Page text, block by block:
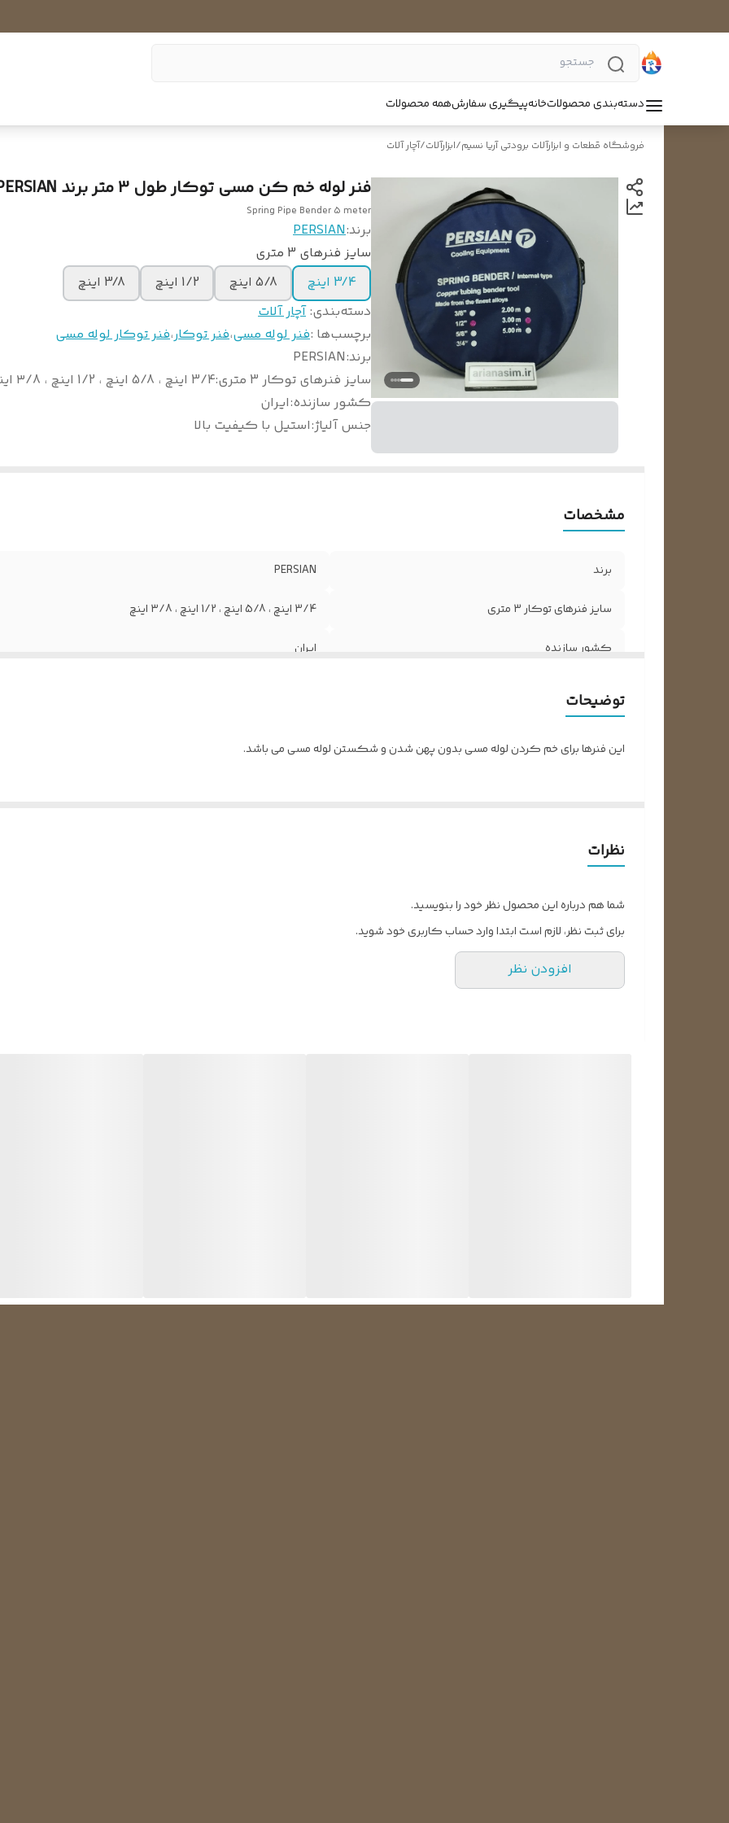
دسته‌بندی محصولاتخانهپیگیری سفارشهمه محصولات
فروشگاه قطعات و ابزارآلات برودتی آریا نسیم/ابزارآلات/آچار آلات
فنر لوله خم کن مسی توکار طول 3 متر برند PERSIAN
Spring Pipe Bender 5 meter
برند:PERSIAN
سایز فنرهای 3 متری
3/4 اینچ
5/8 اینچ 1/2 اینچ
3/8 اینچ
دسته‌بندی:آچار آلات
برچسب‌ها :فنر لوله مسی،فنر توکار،فنر توکار لوله مسی
برند:
PERSIAN
سایز فنرهای توکار 3 متری
:3/4 اینچ ، 5/8 اینچ ، 1/2 اینچ ، ۳/8 اینچ
کشور سازنده:ایران
جنس آلیاژ:استیل با کیفیت بالا
مشخصات
برند PERSIAN
سایز فنرهای توکار 3 متری 3/4 اینچ ، 5/8 اینچ ، 1/2 اینچ ، ۳/8 اینچ
کشور سازنده ایران
توضیحات
این فنرها برای خم کردن لوله مسی بدون پهن شدن و شکستن لوله مسی می باشد.
نظرات
شما هم درباره این محصول نظر خود را بنویسید.
برای ثبت نظر، لازم است ابتدا وارد حساب کاربری خود شوید.
افزودن نظر